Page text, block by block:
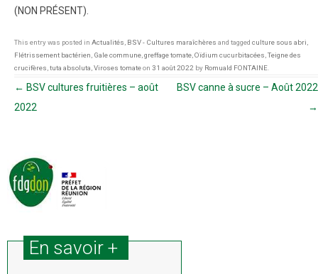
(NON PRÉSENT).
This entry was posted in Actualités BSV - Cultures maraîchères and tagged culture sous abri
Flétrissement bactérien Gale commune greffage tomate Oïdium cucurbitacées Teigne des
crucifères tuta absoluta Viroses tomateon 31 août 2022 by Romuald FONTAINE
Navigation des articles
← BSV cultures fruitières – août
2022
BSV canne à sucre – Août 2022
→
En savoir +